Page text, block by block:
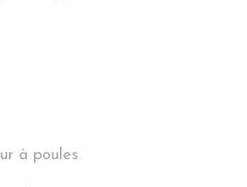
à poules